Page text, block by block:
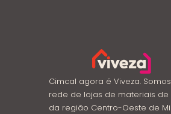
Cimcal agora é Viveza.
rede de lojas de materiais
da região Centro-Oeste de